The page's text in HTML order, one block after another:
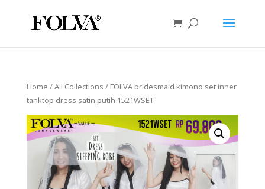
Home /All Collections / FOLVA bridesmaid kimono set inner
tanktop dress satin putih 1521WSET